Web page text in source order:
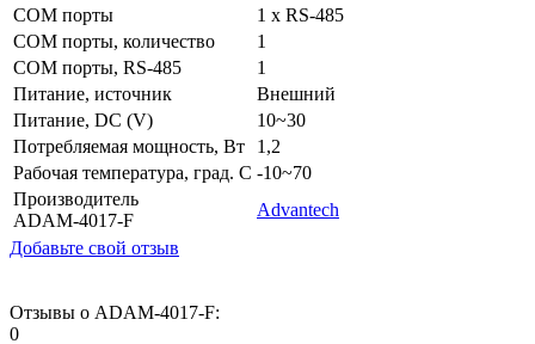
COM порты
1 x RS-485
COM порты, количество
1
COM порты, RS-485
1
Питание, источник
Внешний
Питание, DC (V)
10~30
Потребляемая мощность, Вт
1,2
Рабочая температура, град. C -10~70
Производитель
ADAM-4017-F
Advantech
Добавьте свой отзыв
Отзывы о ADAM-4017-F:
0